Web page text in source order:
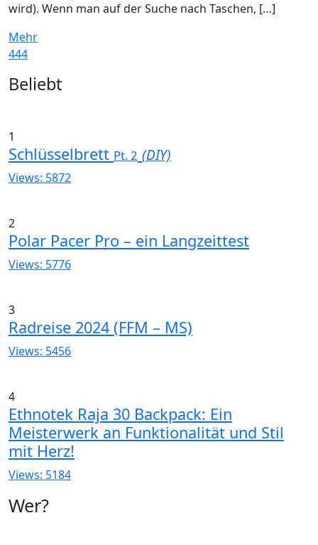
wird). Wenn man auf der Suche nach Taschen, […]
Mehr
444
Widgets
Beliebt
1
Schlüsselbrett Pt. 2 (DIY)
Views: 5872
2
Polar Pacer Pro – ein Langzeittest
Views: 5776
3
Radreise 2024 (FFM – MS)
Views: 5456
4
Ethnotek Raja 30 Backpack: Ein
Meisterwerk an Funktionalität und Stil
mit Herz!
Views: 5184
Wer?